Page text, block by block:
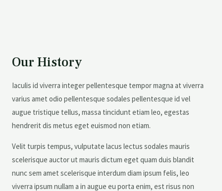
Our History
Iaculis id viverra integer pellentesque tempor magna at viverra
varius amet odio pellentesque sodales pellentesque id vel
augue tristique tellus, massa tincidunt etiam leo, egestas
hendrerit dis metus eget euismod non etiam.
Velit turpis tempus, vulputate lacus lectus sodales mauris
scelerisque auctor ut mauris dictum eget quam duis blandit
nunc sem amet scelerisque interdum diam ipsum felis, leo
viverra ipsum nullam a in augue eu porta enim, est risus non